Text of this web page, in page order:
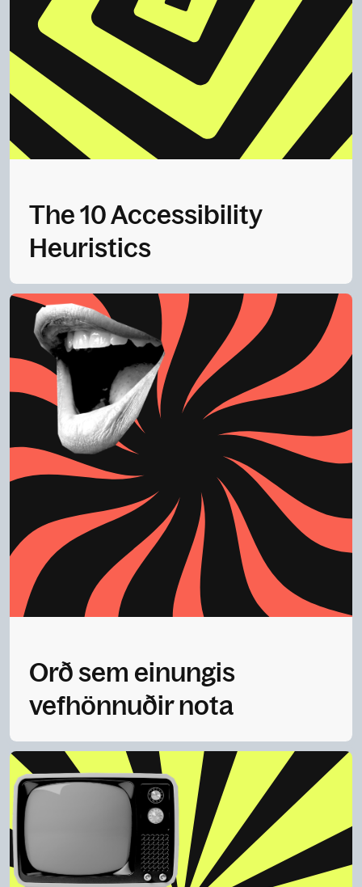
The 10 Accessibility
Heuristics
Orð sem einungis
vefhönnuðir nota